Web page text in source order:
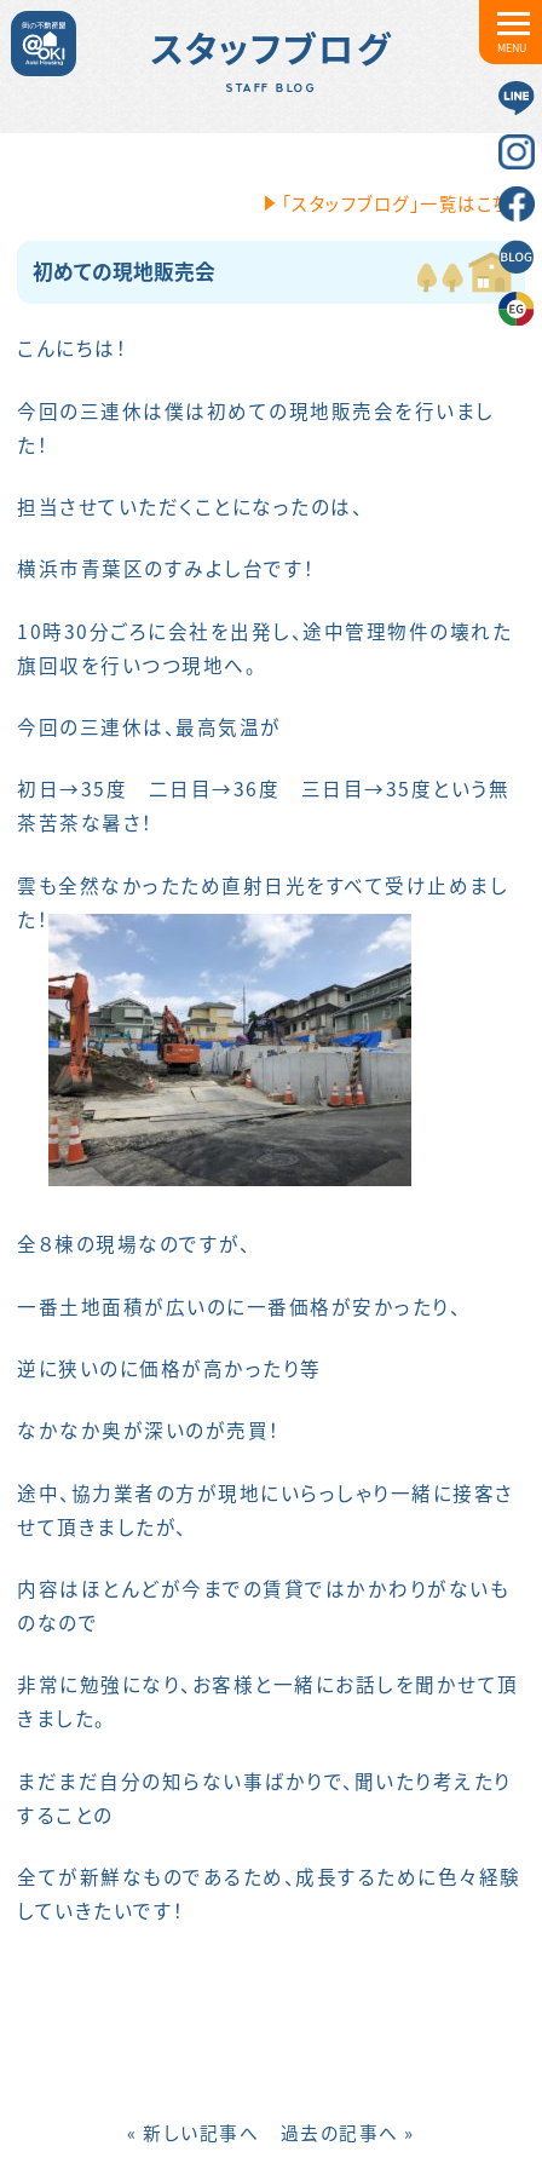
MENU
スタッフブログ
STAFF BLOG
「スタッフブログ」一覧はこちら
初めての現地販売会
こんにちは！
今回の三連休は僕は初めての現地販売会を行いまし
た！
担当させていただくことになったのは、
横浜市青葉区のすみよし台です！
10時30分ごろに会社を出発し、途中管理物件の壊れた
旗回収を行いつつ現地へ。
今回の三連休は、最高気温が
初日→35度 二日目→36度 三日目→35度という無
茶苦茶な暑さ！
雲も全然なかったため直射日光をすべて受け止めまし
た！
全８棟の現場なのですが、
一番土地面積が広いのに一番価格が安かったり、
逆に狭いのに価格が高かったり等
なかなか奥が深いのが売買！
途中、協力業者の方が現地にいらっしゃり一緒に接客さ
せて頂きましたが、
内容はほとんどが今までの賃貸ではかかわりがないも
のなので
非常に勉強になり、お客様と一緒にお話しを聞かせて頂
きました。
まだまだ自分の知らない事ばかりで、聞いたり考えたり
することの
全てが新鮮なものであるため、成長するために色々経験
していきたいです！
« 新しい記事へ 過去の記事へ »